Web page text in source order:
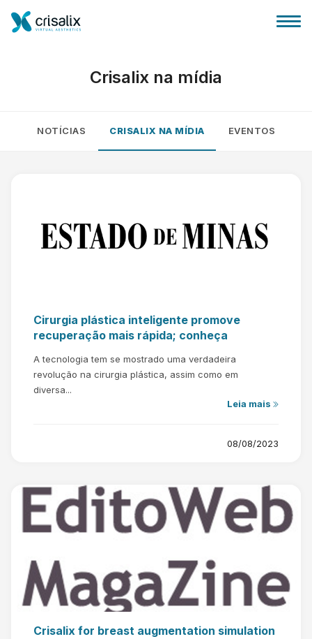
Planos
Crisalix na mídia
NOTÍCIAS CRISALIX NA MÍDIA EVENTOS
Cirurgia plástica inteligente promove
recuperação mais rápida; conheça
A tecnologia tem se mostrado uma verdadeira
revolução na cirurgia plástica, assim como em
diversa...
Leia mais
08/08/2023
Crisalix for breast augmentation simulation